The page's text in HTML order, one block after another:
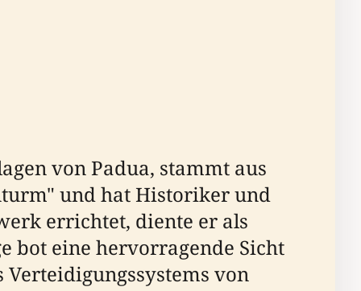
von Padua, stammt aus
und hat Historiker und
errichtet, diente er als
bot eine hervorragende Sicht
von